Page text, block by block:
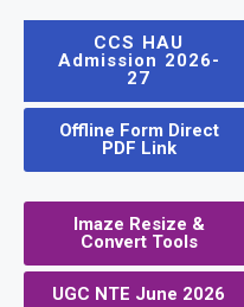
CCS HAU
Admission 2026-
27
Offline Form Direct
PDF Link
Imaze Resize &
Convert Tools
UGC NTE June 2026